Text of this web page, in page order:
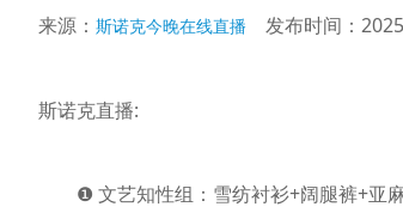
来源： 斯诺克今晚在线直播 发布时间：
斯诺克直播:
❶ 文艺知性组：雪纺衬衫+阔腿裤+亚麻